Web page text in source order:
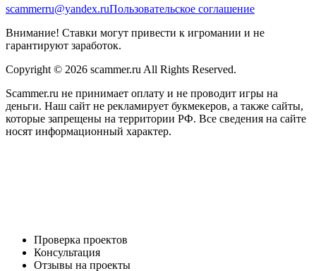
scammerru@yandex.ruПользовательское соглашение
Внимание! Ставки могут привести к игромании и не
гарантируют заработок.
Copyright © 2026 scammer.ru All Rights Reserved.
Scammer.ru не принимает оплату и не проводит игры на
деньги. Наш сайт не рекламирует букмекеров, а также сайты,
которые запрещены на территории РФ. Все сведения на сайте
носят информационный характер.
Проверка проектов
Консультация
Отзывы на проекты